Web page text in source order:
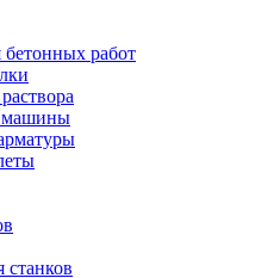
работ
машины
станков